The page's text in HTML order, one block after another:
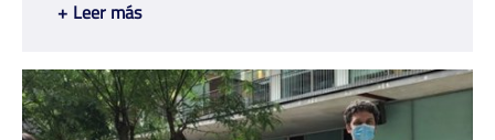
+ Leer más